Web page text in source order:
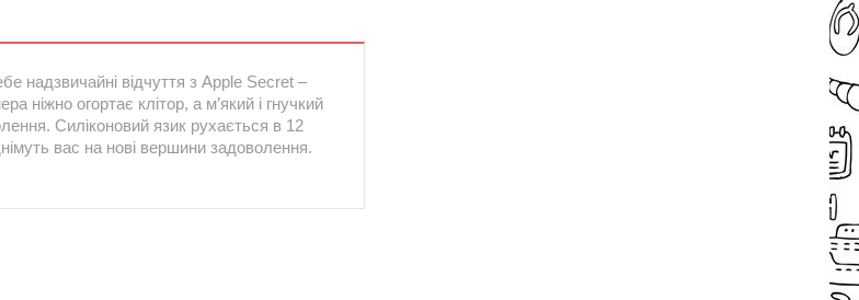
надзвичайні відчуття з Apple Secret –
ніжно огортає клітор, а м’який і гнучкий
Силіконовий язик рухається в 12
вас на нові вершини задоволення.